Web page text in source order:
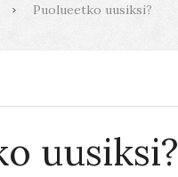
Puolueetko uusiksi?
uusiksi?